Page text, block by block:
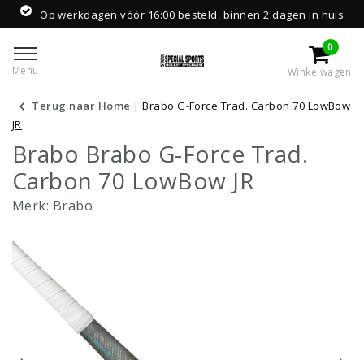
Op werkdagen vóór 16:00 besteld, binnen 2 dagen in huis
Menu
0
Winkelwagen
Terug naar Home |Brabo G-Force Trad. Carbon 70 LowBow
JR
Brabo Brabo G-Force Trad.
Carbon 70 LowBow JR
Merk: Brabo